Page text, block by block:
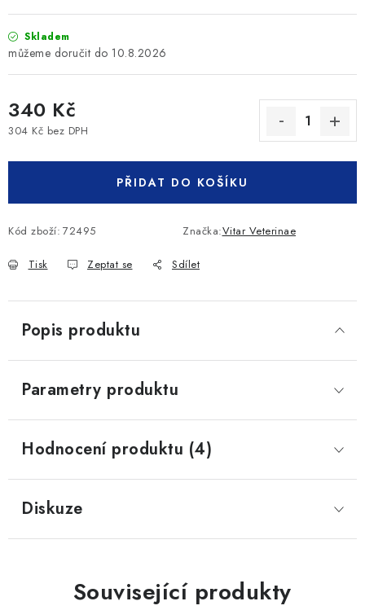
Skladem
10.8.2026
340 Kč
304 Kč bez DPH
PŘIDAT DO KOŠÍKU
Kód zboží: 72495 Značka:Vitar Veterinae
Tisk Zeptat se Sdílet
Popis produktu
Parametry produktu
Hodnocení produktu (4)
Diskuze
Související produkty